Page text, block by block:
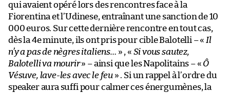
qui avaient opéré lors des rencontres face à la
Fiorentina et l’Udinese, entraînant une sanction de 10
000 euros. Sur cette dernière rencontre en tout cas,
dès la 4e minute, ils ont pris pour cible Balotelli – « Il
n’y a pas de nègres italiens… » , « Si vous sautez,
Balotelli va mourir» – ainsi que les Napolitains – « Ô
Vésuve, lave-les avec le feu» . Si un rappel à l’ordre du
speaker aura suffi pour calmer ces énergumènes, la